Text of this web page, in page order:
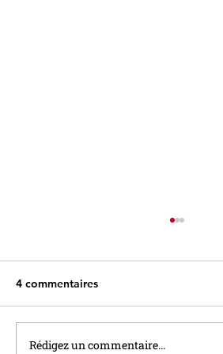
4 commentaires
Rédigez un commentaire...